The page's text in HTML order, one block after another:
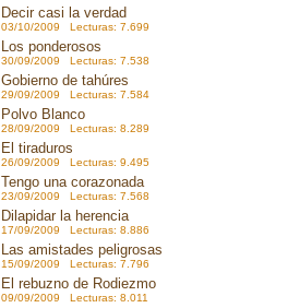
Decir casi la verdad
03/10/2009 Lecturas: 7.699
Los ponderosos
30/09/2009 Lecturas: 7.538
Gobierno de tahúres
29/09/2009 Lecturas: 7.584
Polvo Blanco
28/09/2009 Lecturas: 8.289
El tiraduros
26/09/2009 Lecturas: 9.495
Tengo una corazonada
23/09/2009 Lecturas: 7.568
Dilapidar la herencia
17/09/2009 Lecturas: 8.886
Las amistades peligrosas
15/09/2009 Lecturas: 7.796
El rebuzno de Rodiezmo
09/09/2009 Lecturas: 8.011